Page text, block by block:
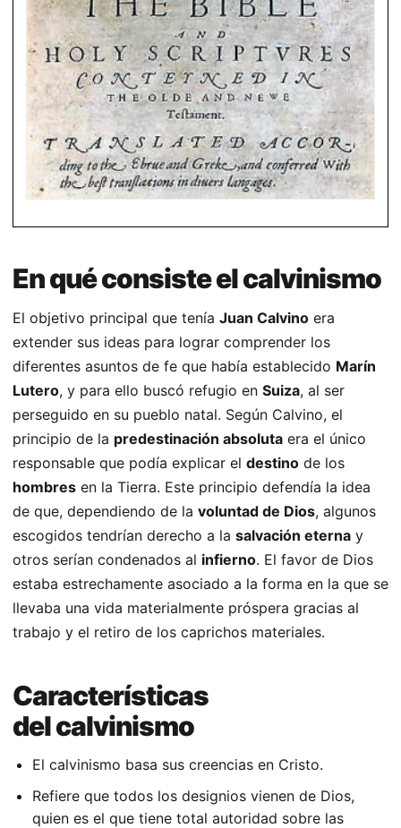
En qué consiste el calvinismo
El objetivo principal que tenía Juan Calvino era
extender sus ideas para lograr comprender los
diferentes asuntos de fe que había establecido Marín
Lutero, y para ello buscó refugio en Suiza, al ser
perseguido en su pueblo natal. Según Calvino, el
principio de la predestinación absoluta era el único
responsable que podía explicar el destino de los
hombres en la Tierra. Este principio defendía la idea
de que, dependiendo de la voluntad de Dios, algunos
escogidos tendrían derecho a la salvación eterna y
otros serían condenados al infierno. El favor de Dios
estaba estrechamente asociado a la forma en la que se
llevaba una vida materialmente próspera gracias al
trabajo y el retiro de los caprichos materiales.
Características
del calvinismo
El calvinismo basa sus creencias en Cristo.
Refiere que todos los designios vienen de Dios,
quien es el que tiene total autoridad sobre las